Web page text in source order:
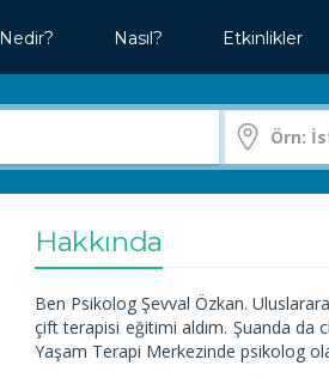
Nedir? Nasıl? Etkinlikler
Hakkında
Ben Psikolog Şevval Özkan.
çift terapisi eğitimi aldım. Şuanda da
Yaşam Terapi Merkezinde psikolog